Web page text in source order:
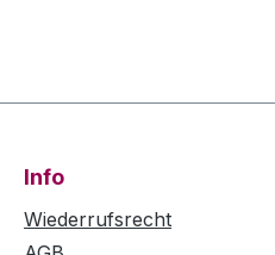
Info
Wiederrufsrecht